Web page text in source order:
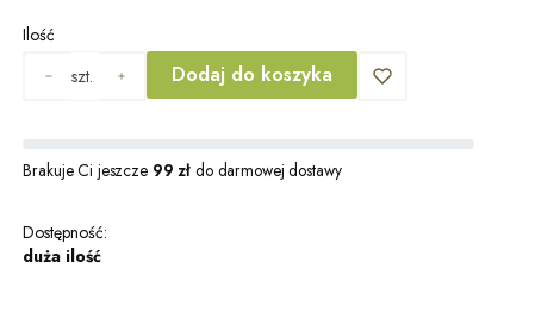
Ilość
szt.
Dodaj do koszyka
Brakuje Ci jeszcze 99 zł do darmowej dostawy
Dostępność:
duża ilość